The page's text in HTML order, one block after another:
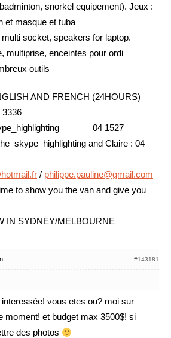
snorkel equipement). Jeux :
et masque et tuba
multi socket, speakers for laptop.
multiprise, enceintes pour ordi
outils
AND FRENCH (24HOURS)
3336
04 1527
and Claire : 04
/ philippe.pauline@gmail.com
to show you the van and give you
IN SYDNEY/MELBOURNE
#143181
vous etes ou? moi sur
moment! et budget max 3500$! si
des photos